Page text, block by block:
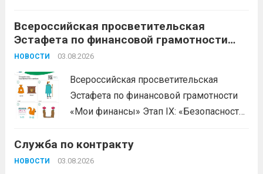
продолжается прием заявок на бесплатное участие в
обучающем проекте «Наше дело». Обучение
ориентировано на ветеранов боевых...
Всероссийская просветительская
Эстафета по финансовой грамотности
«Мои финансы»
НОВОСТИ 03.08.2026
Всероссийская просветительская
Эстафета по финансовой грамотности
«Мои финансы» Этап IX: «Безопасность
портале: моифинансы.рф
#ЭстафетаМоиФинансы
Служба по контракту
НОВОСТИ 03.08.2026